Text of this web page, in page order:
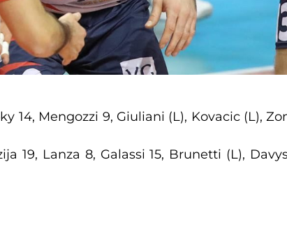
14, Mengozzi 9, Giuliani (L), Kovacic (L),
19, Lanza 8, Galassi 15, Brunetti (L),